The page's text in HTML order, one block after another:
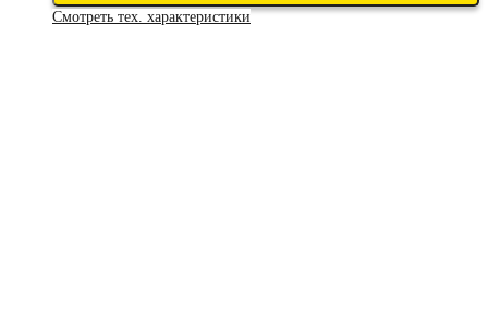
Смотреть тех. характеристики